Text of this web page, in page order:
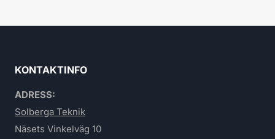
KONTAKTINFO
ADRESS:
Solberga Teknik
Näsets Vinkelväg 10